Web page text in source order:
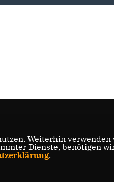
Weiterhin
Dienste, benötigen
.